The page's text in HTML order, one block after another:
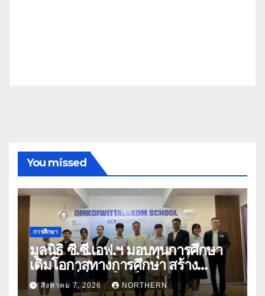
You missed
การศึกษา
มูลนิธิ ซี.ซี.เอฟ.ฯ มอบทุนการศึกษา
เติมโอกาสทางการศึกษา สร้าง
อนาคตที่มั่นคงให้เด็กและเยาวชน
สิงหาคม 7, 2026 NORTHERN